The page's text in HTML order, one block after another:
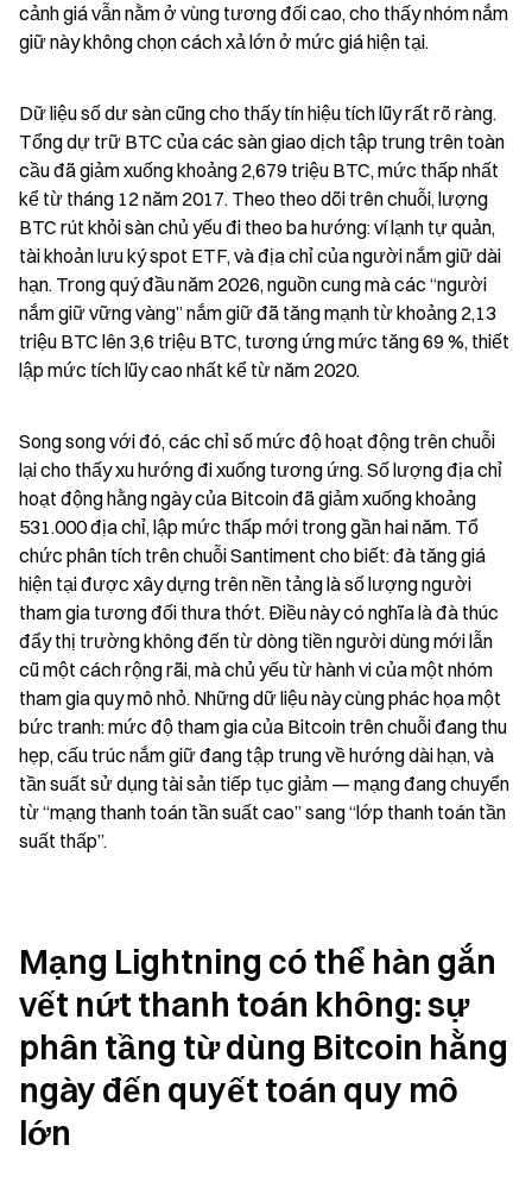
cảnh giá vẫn nằm ở vùng tương đối cao, cho thấy nhóm nắm
giữ này không chọn cách xả lớn ở mức giá hiện tại.
Dữ liệu số dư sàn cũng cho thấy tín hiệu tích lũy rất rõ ràng.
Tổng dự trữ BTC của các sàn giao dịch tập trung trên toàn
cầu đã giảm xuống khoảng 2,679 triệu BTC, mức thấp nhất
kể từ tháng 12 năm 2017. Theo theo dõi trên chuỗi, lượng
BTC rút khỏi sàn chủ yếu đi theo ba hướng: ví lạnh tự quản,
tài khoản lưu ký spot ETF, và địa chỉ của người nắm giữ dài
hạn. Trong quý đầu năm 2026, nguồn cung mà các “người
nắm giữ vững vàng” nắm giữ đã tăng mạnh từ khoảng 2,13
triệu BTC lên 3,6 triệu BTC, tương ứng mức tăng 69 %, thiết
lập mức tích lũy cao nhất kể từ năm 2020.
Song song với đó, các chỉ số mức độ hoạt động trên chuỗi
lại cho thấy xu hướng đi xuống tương ứng. Số lượng địa chỉ
hoạt động hằng ngày của Bitcoin đã giảm xuống khoảng
531.000 địa chỉ, lập mức thấp mới trong gần hai năm. Tổ
chức phân tích trên chuỗi Santiment cho biết: đà tăng giá
hiện tại được xây dựng trên nền tảng là số lượng người
tham gia tương đối thưa thớt. Điều này có nghĩa là đà thúc
đẩy thị trường không đến từ dòng tiền người dùng mới lẫn
cũ một cách rộng rãi, mà chủ yếu từ hành vi của một nhóm
tham gia quy mô nhỏ. Những dữ liệu này cùng phác họa một
bức tranh: mức độ tham gia của Bitcoin trên chuỗi đang thu
hẹp, cấu trúc nắm giữ đang tập trung về hướng dài hạn, và
tần suất sử dụng tài sản tiếp tục giảm — mạng đang chuyển
từ “mạng thanh toán tần suất cao” sang “lớp thanh toán tần
suất thấp”.
Mạng Lightning có thể hàn gắn
vết nứt thanh toán không: sự
phân tầng từ dùng Bitcoin hằng
ngày đến quyết toán quy mô
lớn